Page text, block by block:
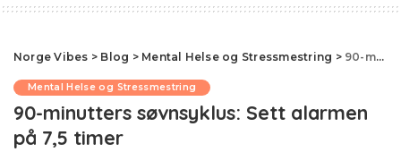
Norge Vibes > Blog > Mental Helse og Stressmestring > 90-minutters søvnsyklus: Sett alarmen på 7,5 timer
Mental Helse og Stressmestring
90-minutters søvnsyklus: Sett alarmen
på 7,5 timer